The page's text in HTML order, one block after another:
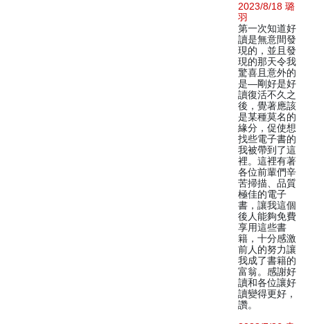
2023/8/18 璐
羽
第一次知道好
讀是無意間發
現的，並且發
現的那天令我
驚喜且意外的
是—剛好是好
讀復活不久之
後，覺著應該
是某種莫名的
緣分，促使想
找些電子書的
我被帶到了這
裡。這裡有著
各位前輩們辛
苦掃描、品質
極佳的電子
書，讓我這個
後人能夠免費
享用這些書
籍，十分感激
前人的努力讓
我成了書籍的
富翁。感謝好
讀和各位讓好
讀變得更好，
讚。